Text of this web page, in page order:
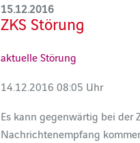
15.12.2016
ZKS Störung
aktuelle Störung
14.12.2016 08:05 Uhr
Es kann gegenwärtig bei der
Nachrichtenempfang